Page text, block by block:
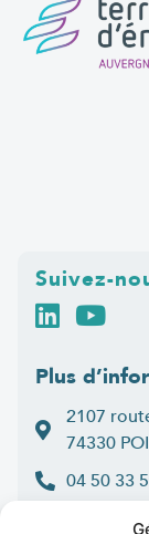
Suivez-
Plus
2107
74330
04 50 33
Lun > jeu